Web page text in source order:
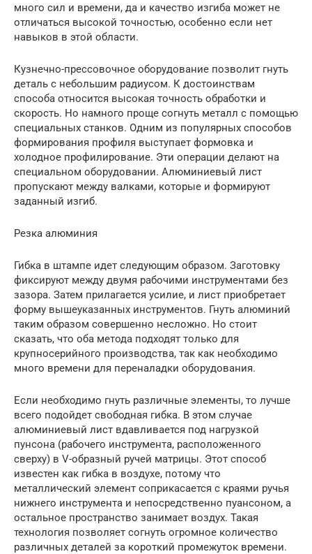
много сил и времени, да и качество изгиба может не
отличаться высокой точностью, особенно если нет
навыков в этой области.
Кузнечно-прессовочное оборудование позволит гнуть
деталь с небольшим радиусом. К достоинствам
способа относится высокая точность обработки и
скорость. Но намного проще согнуть металл с помощью
специальных станков. Одним из популярных способов
формирования профиля выступает формовка и
холодное профилирование. Эти операции делают на
специальном оборудовании. Алюминиевый лист
пропускают между валками, которые и формируют
заданный изгиб.
Резка алюминия
Гибка в штампе идет следующим образом. Заготовку
фиксируют между двумя рабочими инструментами без
зазора. Затем прилагается усилие, и лист приобретает
форму вышеуказанных инструментов. Гнуть алюминий
таким образом совершенно несложно. Но стоит
сказать, что оба метода подходят только для
крупносерийного производства, так как необходимо
много времени для переналадки оборудования.
Если необходимо гнуть различные элементы, то лучше
всего подойдет свободная гибка. В этом случае
алюминиевый лист вдавливается под нагрузкой
пунсона (рабочего инструмента, расположенного
сверху) в V-образный ручей матрицы. Этот способ
известен как гибка в воздухе, потому что
металлический элемент соприкасается с краями ручья
нижнего инструмента и непосредственно пуансоном, а
остальное пространство занимает воздух. Такая
технология позволяет согнуть огромное количество
различных деталей за короткий промежуток времени.